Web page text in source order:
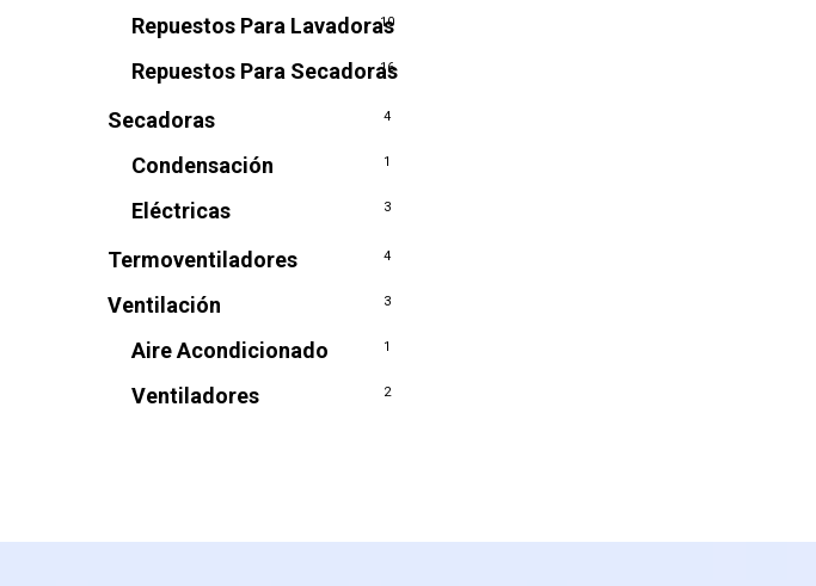
Repuestos Para Lavadoras
10
Repuestos Para Secadoras
16
Secadoras 4
Condensación 1
Eléctricas 3
Termoventiladores 4
Ventilación 3
Aire Acondicionado 1
Ventiladores 2